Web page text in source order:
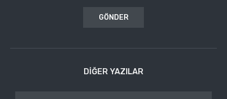
DIĞER YAZILAR